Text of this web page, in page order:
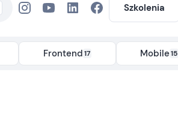
Szkolenia
Frontend17 Mobile15